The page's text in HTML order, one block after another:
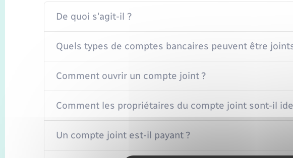
De quoi s'agit-il ?
Quels types de comptes bancaires peuvent être
Comment ouvrir un compte joint ?
Comment les propriétaires du compte joint sont-il
Un compte joint est-il payant ?